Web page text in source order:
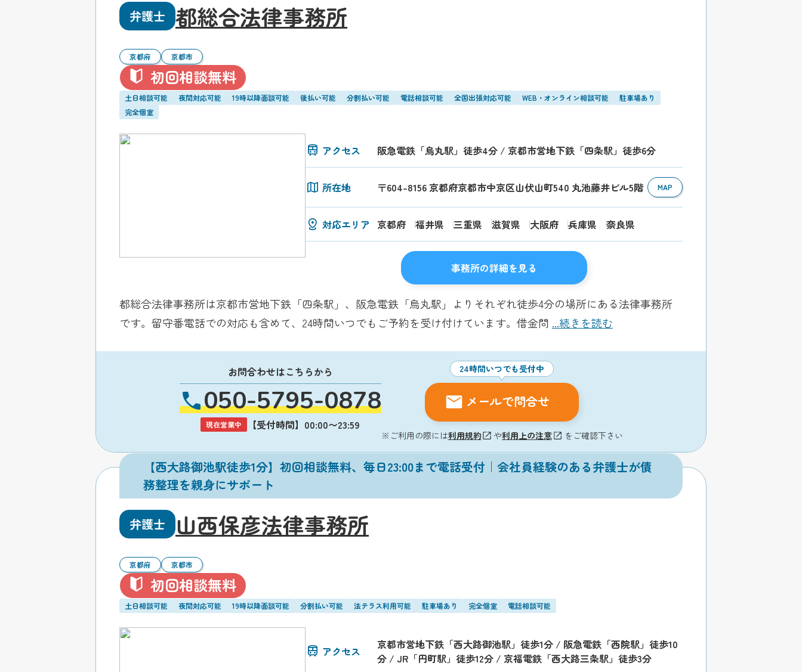
弁護士 都総合法律事務所
京都府 京都市
初回相談無料
土日相談可能 夜間対応可能 19時以降面談可能 後払い可能 分割払い可能 電話相談可能 全国出張対応可能 WEB・オンライン相談可能
駐車場あり
完全個室
アクセス 阪急電鉄「烏丸駅」徒歩4分 / 京都市営地下鉄「四条駅」徒歩6分
所在地 〒604-8156 京都府京都市中京区山伏山町540 丸池藤井ビル5階 MAP
対応エリア 京都府 福井県 三重県 滋賀県 大阪府 兵庫県 奈良県
事務所の詳細を見る
都総合法律事務所は京都市営地下鉄「四条駅」、阪急電鉄「烏丸駅」よりそれぞれ徒歩4分の場所にある法律事務所
です。留守番電話での対応も含めて、24時間いつでもご予約を受け付けています。借金問 ...続きを読む
お問合わせはこちらから
050-5795-0878
現在営業中 【受付時間】00:00〜23:59
24時間いつでも受付中
メールで問合せ
※ご利用の際には利用規約 や利用上の注意 をご確認下さい
【西大路御池駅徒歩1分】初回相談無料、毎日23:00まで電話受付｜会社員経験のある弁護士が債
務整理を親身にサポート
弁護士 山西保彦法律事務所
京都府 京都市
初回相談無料
土日相談可能 夜間対応可能 19時以降面談可能 分割払い可能 法テラス利用可能 駐車場あり 完全個室 電話相談可能
アクセス
京都市営地下鉄「西大路御池駅」徒歩1分 / 阪急電鉄「西院駅」徒歩10
分 / JR「円町駅」徒歩12分 / 京福電鉄「西大路三条駅」徒歩3分